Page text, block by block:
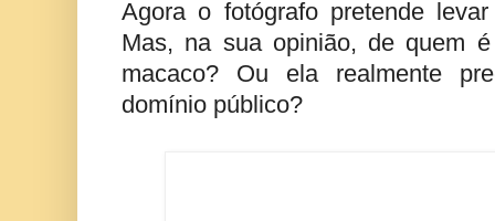
Agora o fotógrafo pretende
Mas, na sua opinião, de quem
macaco? Ou ela realmente
domínio público?